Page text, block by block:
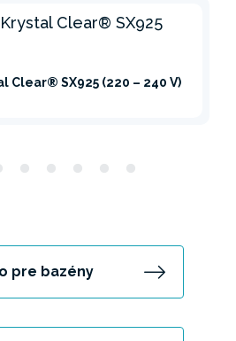
Clear® SX925 (220 – 240 V)
pre bazény